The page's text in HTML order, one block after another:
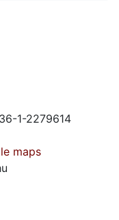
1-2279614
maps